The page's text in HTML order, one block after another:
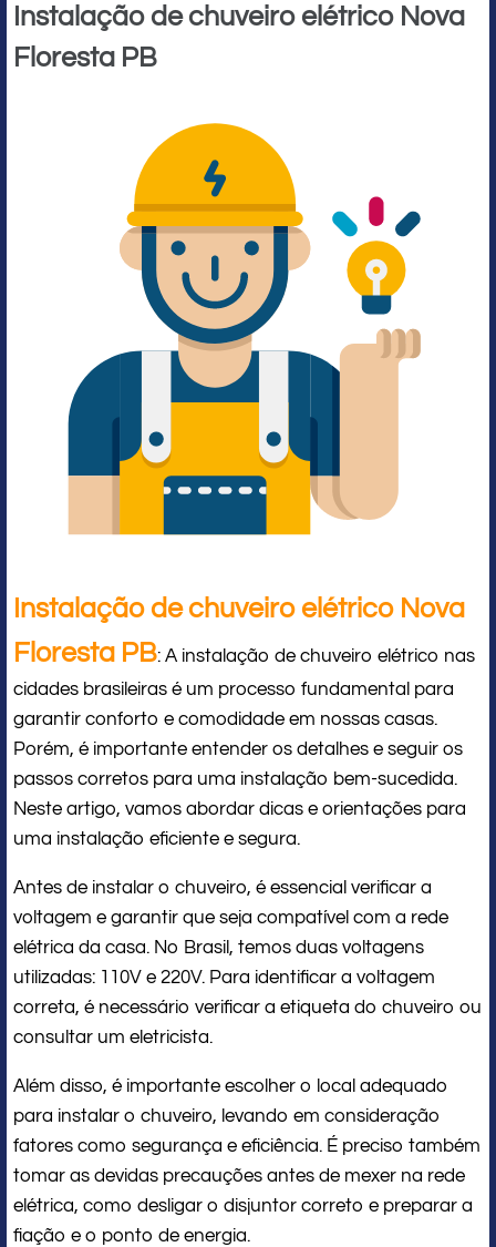
Instalação de chuveiro elétrico Nova
Floresta PB
Instalação de chuveiro elétrico Nova
Floresta PB: A instalação de chuveiro elétrico nas
cidades brasileiras é um processo fundamental para
garantir conforto e comodidade em nossas casas.
Porém, é importante entender os detalhes e seguir os
passos corretos para uma instalação bem-sucedida.
Neste artigo, vamos abordar dicas e orientações para
uma instalação eficiente e segura.
Antes de instalar o chuveiro, é essencial verificar a
voltagem e garantir que seja compatível com a rede
elétrica da casa. No Brasil, temos duas voltagens
utilizadas: 110V e 220V. Para identificar a voltagem
correta, é necessário verificar a etiqueta do chuveiro ou
consultar um eletricista.
Além disso, é importante escolher o local adequado
para instalar o chuveiro, levando em consideração
fatores como segurança e eficiência. É preciso também
tomar as devidas precauções antes de mexer na rede
elétrica, como desligar o disjuntor correto e preparar a
fiação e o ponto de energia.